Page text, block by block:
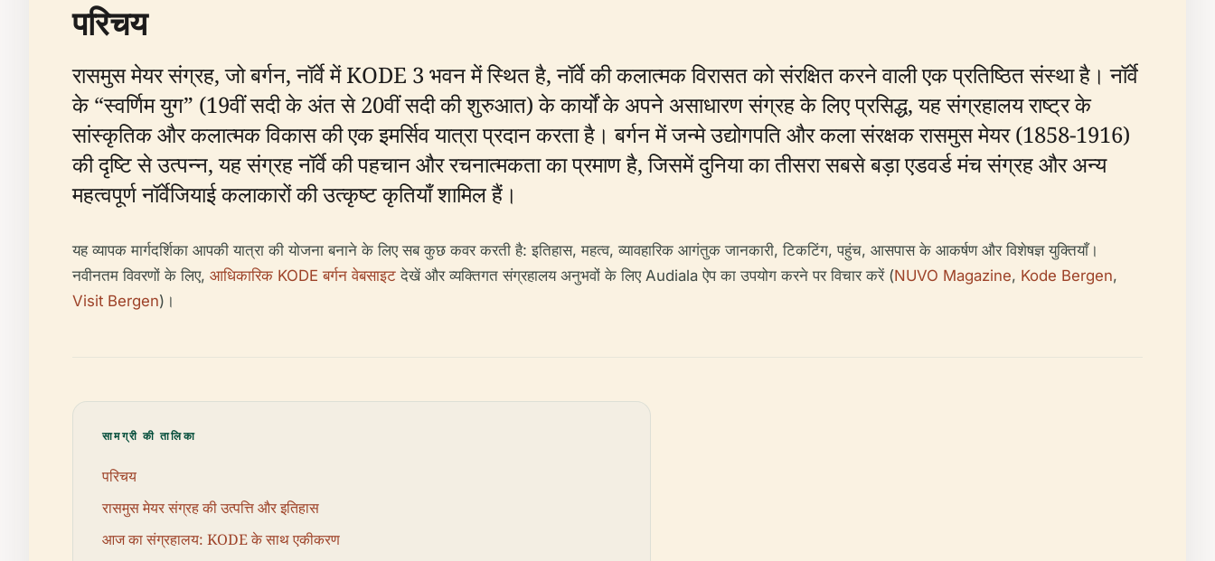
परिचय
रासमुस मेयर संग्रह, जो बर्गन, नॉर्वे में KODE 3 भवन में स्थित है, नॉर्वे की कलात्मक विरासत को संरक्षित करने वाली एक प्रतिष्ठित संस्था है। नॉर्वे
के “स्वर्णिम युग” (19वीं सदी के अंत से 20वीं सदी की शुरुआत) के कार्यों के अपने असाधारण संग्रह के लिए प्रसिद्ध, यह संग्रहालय राष्ट्र के
सांस्कृतिक और कलात्मक विकास की एक इमर्सिव यात्रा प्रदान करता है। बर्गन में जन्मे उद्योगपति और कला संरक्षक रासमुस मेयर (1858-1916)
की दृष्टि से उत्पन्न, यह संग्रह नॉर्वे की पहचान और रचनात्मकता का प्रमाण है, जिसमें दुनिया का तीसरा सबसे बड़ा एडवर्ड मंच संग्रह और अन्य
महत्वपूर्ण नॉर्वेजियाई कलाकारों की उत्कृष्ट कृतियाँ शामिल हैं।
यह व्यापक मार्गदर्शिका आपकी यात्रा की योजना बनाने के लिए सब कुछ कवर करती है: इतिहास, महत्व, व्यावहारिक आगंतुक जानकारी, टिकटिंग, पहुंच, आसपास के आकर्षण और विशेषज्ञ युक्तियाँ।
नवीनतम विवरणों के लिए, आधिकारिक KODE बर्गन वेबसाइट देखें और व्यक्तिगत संग्रहालय अनुभवों के लिए Audiala ऐप का उपयोग करने पर विचार करें (NUVO Magazine, Kode Bergen,
Visit Bergen)।
सामग्री की तालिका
परिचय
रासमुस मेयर संग्रह की उत्पत्ति और इतिहास
आज का संग्रहालय: KODE के साथ एकीकरण